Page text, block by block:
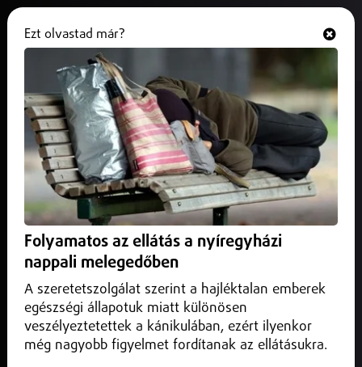
Újabb béremelés a
kormányhivatali dolgozóknak
januártól
2025. november 01.Belföld
Január elsejétől ismét emelkedik a kormányhivatalokban
dolgozók fizetése – jelentette be Navracsics Tibor
közigazgatási és területfejlesztési miniszter.
Ezt olvastad már?
Folyamatos az ellátás a nyíregyházi
nappali melegedőben
A szeretetszolgálat szerint a hajléktalan emberek
egészségi állapotuk miatt különösen
veszélyeztetettek a kánikulában, ezért ilyenkor
még nagyobb figyelmet fordítanak az ellátásukra.